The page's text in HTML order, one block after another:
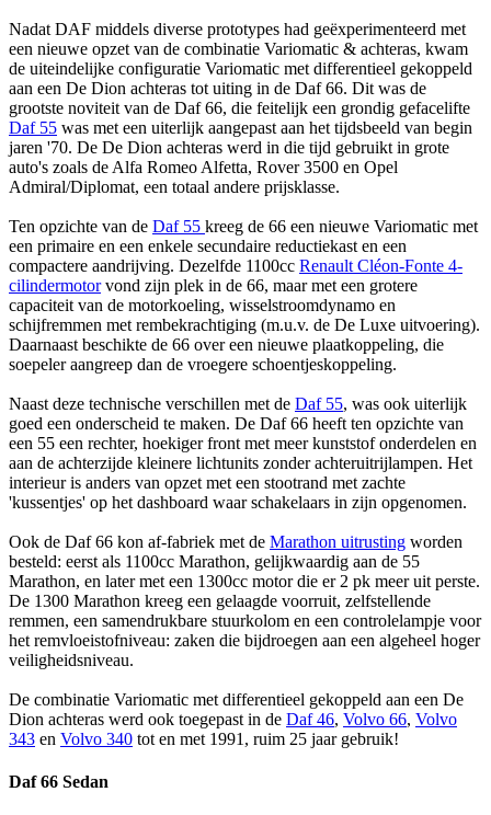
Nadat DAF middels diverse prototypes had geëxperimenteerd met
een nieuwe opzet van de combinatie Variomatic & achteras, kwam
de uiteindelijke configuratie Variomatic met differentieel gekoppeld
aan een De Dion achteras tot uiting in de Daf 66. Dit was de
grootste noviteit van de Daf 66, die feitelijk een grondig gefacelifte
Daf 55 was met een uiterlijk aangepast aan het tijdsbeeld van begin
jaren '70. De De Dion achteras werd in die tijd gebruikt in grote
auto's zoals de Alfa Romeo Alfetta, Rover 3500 en Opel
Admiral/Diplomat, een totaal andere prijsklasse.
Ten opzichte van de Daf 55 kreeg de 66 een nieuwe Variomatic met
een primaire en een enkele secundaire reductiekast en een
compactere aandrijving. Dezelfde 1100cc Renault Cléon-Fonte 4-
cilindermotorvond zijn plek in de 66, maar met een grotere
capaciteit van de motorkoeling, wisselstroomdynamo en
schijfremmen met rembekrachtiging (m.u.v. de De Luxe uitvoering).
Daarnaast beschikte de 66 over een nieuwe plaatkoppeling, die
soepeler aangreep dan de vroegere schoentjeskoppeling.
Naast deze technische verschillen met de Daf 55, was ook uiterlijk
goed een onderscheid te maken. De Daf 66 heeft ten opzichte van
een 55 een rechter, hoekiger front met meer kunststof onderdelen en
aan de achterzijde kleinere lichtunits zonder achteruitrijlampen. Het
interieur is anders van opzet met een stootrand met zachte
'kussentjes' op het dashboard waar schakelaars in zijn opgenomen.
Ook de Daf 66 kon af-fabriek met de Marathon uitrusting worden
besteld: eerst als 1100cc Marathon, gelijkwaardig aan de 55
Marathon, en later met een 1300cc motor die er 2 pk meer uit perste.
De 1300 Marathon kreeg een gelaagde voorruit, zelfstellende
remmen, een samendrukbare stuurkolom en een controlelampje voor
het remvloeistofniveau: zaken die bijdroegen aan een algeheel hoger
veiligheidsniveau.
De combinatie Variomatic met differentieel gekoppeld aan een De
Dion achteras werd ook toegepast in de Daf 46, Volvo 66, Volvo
343 en Volvo 340 tot en met 1991, ruim 25 jaar gebruik!
Daf 66 Sedan